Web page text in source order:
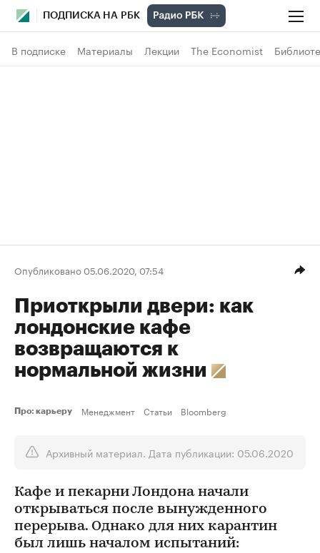
ПОДПИСКА НА РБК
В подписке Материалы Лекции The Economist
Опубликовано 05.06.2020, 07:54
Приоткрыли двери: как
лондонские кафе
возвращаются к
нормальной жизни
Про: карьеру Менеджмент Статьи Bloomberg
Архивный материал. Дата публикации: 05.06.2020
Кафе и пекарни Лондона начали
открываться после вынужденного
перерыва. Однако для них карантин
был лишь началом испытаний: